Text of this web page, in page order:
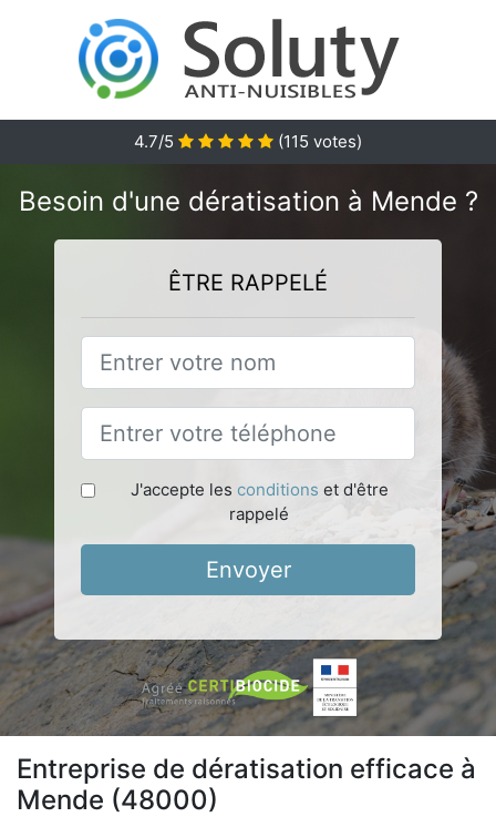
4.7/5 (115 votes)
Besoin d'une dératisation à Mende ?
ÊTRE RAPPELÉ
J'accepte les conditions et d'être
rappelé
Envoyer
Entreprise de dératisation efficace à
Mende (48000)